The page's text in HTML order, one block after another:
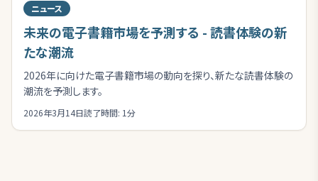
ニュース
未来の電子書籍市場を予測する - 読書体験の新
たな潮流
2026年に向けた電子書籍市場の動向を探り、新たな読書体験の
潮流を予測します。
2026年3月14日読了時間: 1分